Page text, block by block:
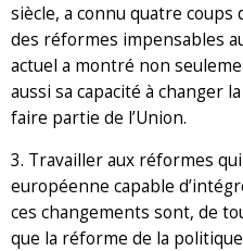
siècle, a connu quatre coups
des réformes impensables
actuel a montré non
aussi sa capacité à changer
faire partie de l’Union.
3. Travailler aux réformes
européenne capable
ces changements sont, de
que la réforme de la